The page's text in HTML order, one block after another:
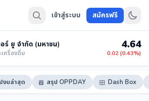
เข้าสู่ระบบ สมัครฟรี
ร์ ยู จำกัด (มหาชน)
เครื่องดื่ม
4.64
0.02 (0.43%)
งบล่าสุด สรุป OPPDAY Dash Box